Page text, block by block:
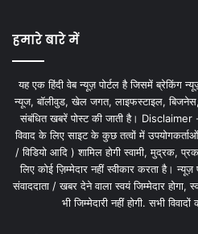
हमारे बारे में
यह एक हिंदी वेब न्यूज़ पोर्टल है जिसमें ब्रेकिंग
न्यूज, बॉलीवुड, खेल जगत, लाइफस्टाइल, बिजनेस,
संबंधित खबरें पोस्ट की जाती है। Disclaimer
विवाद के लिए साइट के कुछ तत्वों में उपयोगकर्ताओं
/ विडियो आदि ) शामिल होगी स्वामी, मुद्रक,
लिए कोई ज़िम्मेदार नहीं स्वीकार करता है।
संवाददाता / खबर देने वाला स्वयं जिम्मेदार
भी जिम्मेदारी नहीं होगी. सभी